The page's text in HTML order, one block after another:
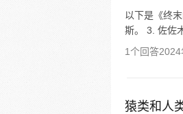
以下是《终
斯。 3. 佐佐
1个回答
猿类和人